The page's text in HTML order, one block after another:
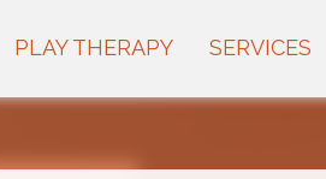
PLAY THERAPY SERVICES